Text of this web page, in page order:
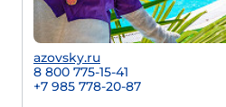
azovsky.ru
8 800 775-15-41
+7 985 778-20-87